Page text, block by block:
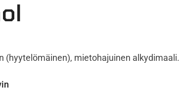
(hyytelömäinen), mietohajuinen alkydimaali.